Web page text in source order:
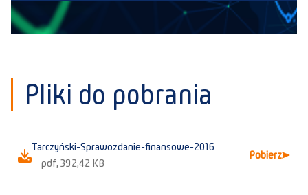
Pliki do pobrania
Tarczyński-Sprawozdanie-finansowe-2016
pdf, 392,42 KB
Pobierz